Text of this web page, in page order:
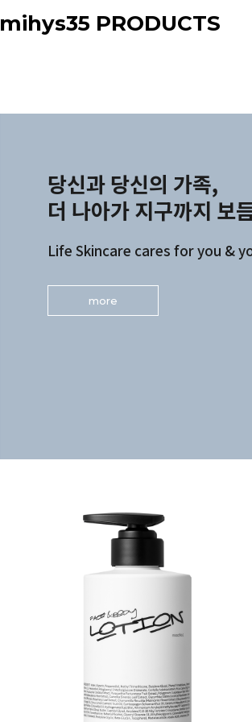
mihys35 PRODUCTS
당신과 당신의 가족,
더 나아가 지구까지 보
Life Skincare cares for you &
more